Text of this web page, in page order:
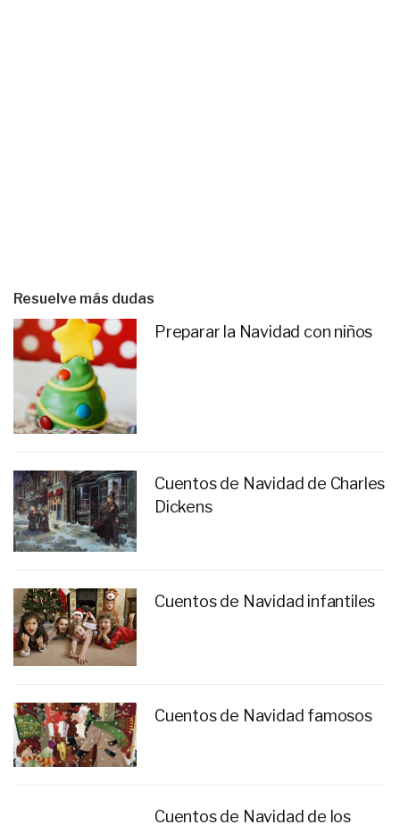
Resuelve más dudas
Preparar la Navidad con niños
Cuentos de Navidad de Charles
Dickens
Cuentos de Navidad infantiles
Cuentos de Navidad famosos
Cuentos de Navidad de los